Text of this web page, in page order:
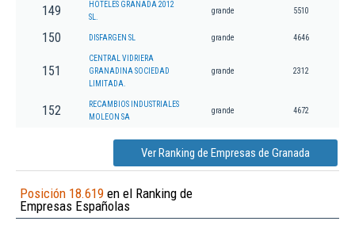
149
HOTELES GRANADA 2012
SL.
grande 5510
150 DISFARGEN SL grande 4646
151
CENTRAL VIDRIERA
GRANADINA SOCIEDAD
LIMITADA.
grande 2312
152
RECAMBIOS INDUSTRIALES
MOLEON SA
grande 4672
Ver Ranking de Empresas de Granada
Posición 18.619 en el Ranking de
Empresas Españolas